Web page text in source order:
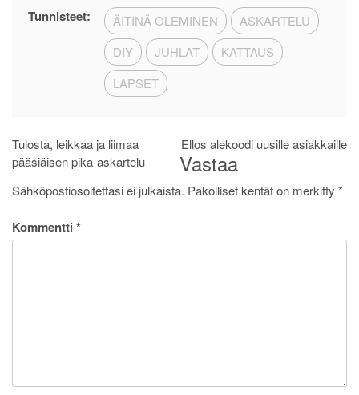
Tunnisteet: ÄITINÄ OLEMINEN
ASKARTELU
DIY
JUHLAT
KATTAUS
LAPSET
Artikkelien
selaus
Tulosta, leikkaa ja liimaa
pääsiäisen pika-askartelu
Ellos alekoodi uusille asiakkaille
Vastaa
Sähköpostiosoitettasi ei julkaista. Pakolliset kentät on merkitty *
Kommentti *